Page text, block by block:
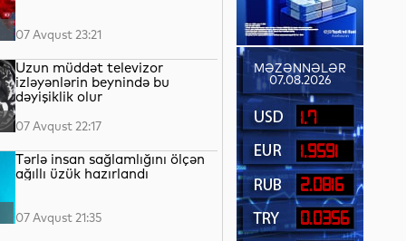
07 Avqust 23:21
Uzun müddət televizor
izləyənlərin beynində bu
dəyişiklik olur
07 Avqust 22:17
Tərlə insan sağlamlığını ölçən
ağıllı üzük hazırlandı
07 Avqust 21:35
MƏZƏNNƏLƏR
07.08.2026
1.7
1.9591
2.0816
0.0356